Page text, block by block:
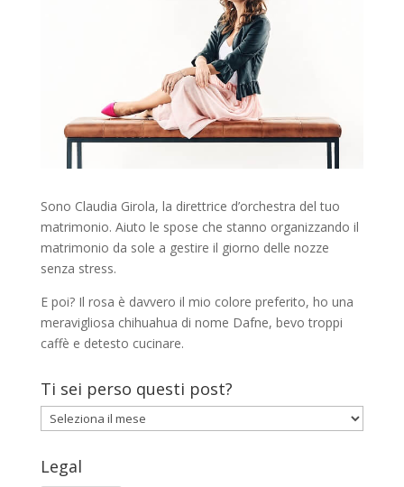
Sono Claudia Girola, la direttrice d’orchestra del tuo
matrimonio. Aiuto le spose che stanno organizzando il
matrimonio da sole a gestire il giorno delle nozze
senza stress.
E poi? Il rosa è davvero il mio colore preferito, ho una
meravigliosa chihuahua di nome Dafne, bevo troppi
caffè e detesto cucinare.
Ti sei perso questi post?
sei
perso
questi
Legal